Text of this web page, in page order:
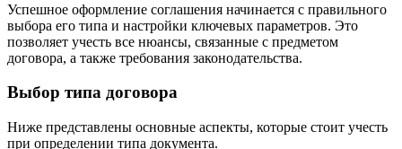
Успешное оформление соглашения начинается с правильного
выбора его типа и настройки ключевых параметров. Это
позволяет учесть все нюансы, связанные с предметом
договора, а также требования законодательства.
Выбор типа договора
Ниже представлены основные аспекты, которые стоит учесть
при определении типа документа.